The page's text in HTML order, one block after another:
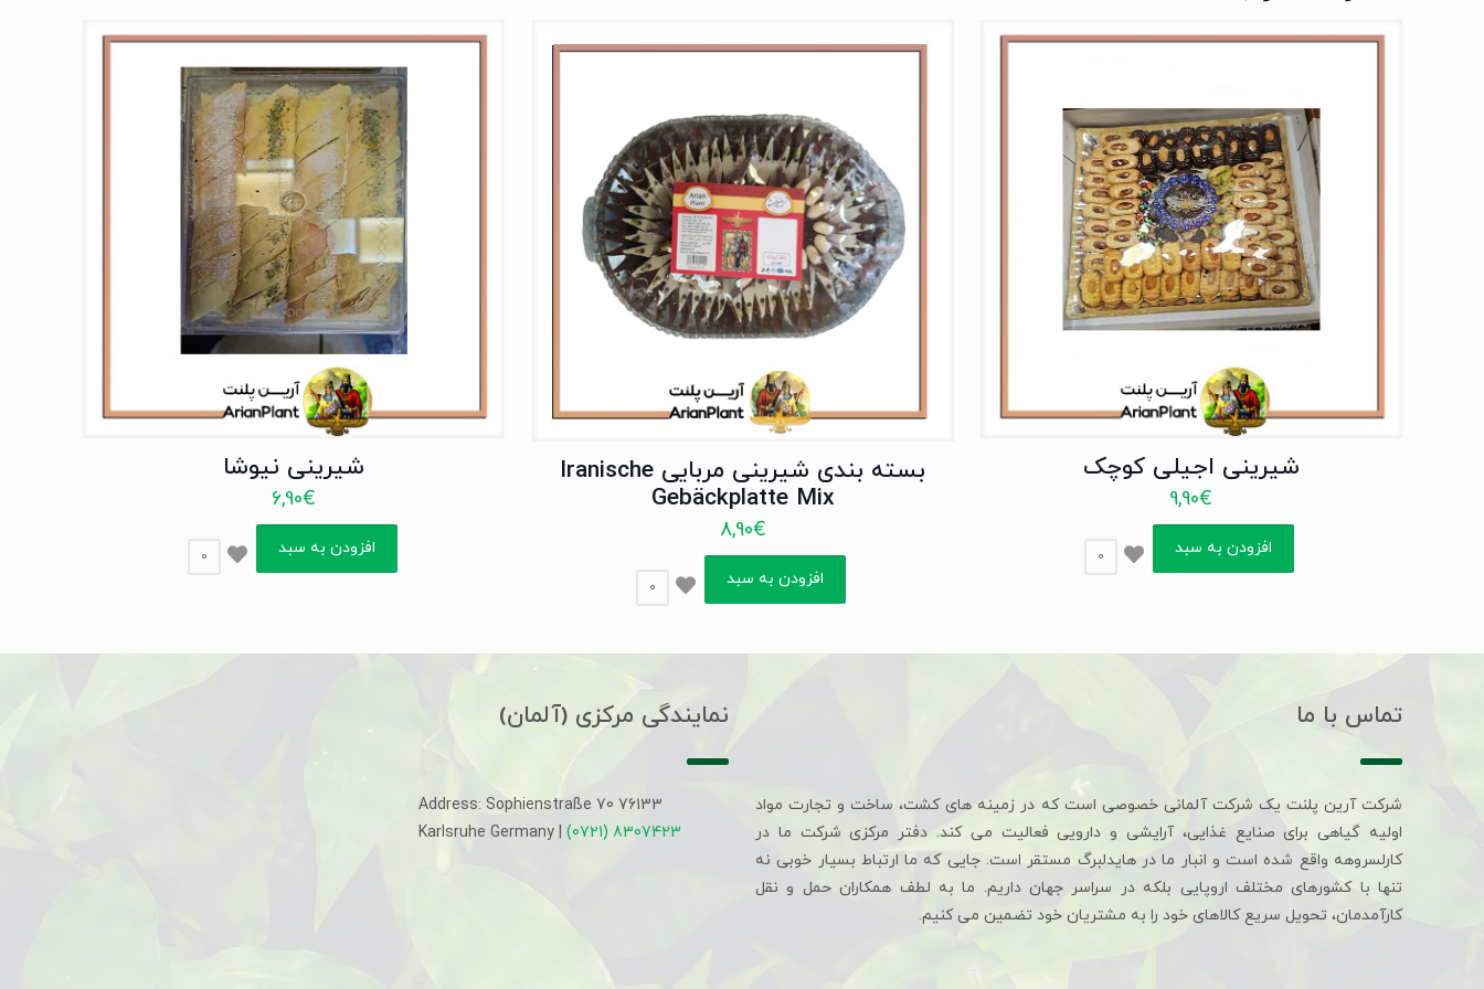
شیرینی اجیلی کوچک
9,90€
افزودن به سبد 0
بسته بندی شیرینی مربایی Iranische
Gebäckplatte Mix
8,90€
افزودن به سبد 0
شیرینی نیوشا
6,90€
افزودن به سبد 0
تماس با ما
شرکت آرین پلنت یک شرکت آلمانی خصوصی است که در زمینه های کشت، ساخت و تجارت مواد
اولیه گیاهی برای صنایع غذایی، آرایشی و دارویی فعالیت می کند. دفتر مرکزی شرکت ما در
کارلسروهه واقع شده است و انبار ما در هایدلبرگ مستقر است. جایی که ما ارتباط بسیار خوبی نه
تنها با کشورهای مختلف اروپایی بلکه در سراسر جهان داریم. ما به لطف همکاران حمل و نقل
کارآمدمان، تحویل سریع کالاهای خود را به مشتریان خود تضمین می کنیم.
نمایندگی مرکزی (آلمان)
Address: Sophienstraße 70 76133
Karlsruhe Germany | (0721) 8307423